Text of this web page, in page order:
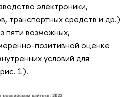
электроники,
транспортных средств и др.)
пяти возможных,
позитивной оценке
условий для
1).